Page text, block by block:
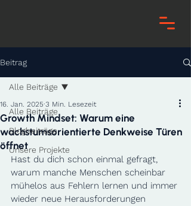
Beitrag
Alle Beiträge
Blogbeiträge
Unsere Projekte
Alle Beiträge
Growth Mindset: Warum eine
wachstumsorientierte Denkweise Türen
öffnet
16. Jan. 2025 3 Min. Lesezeit
Hast du dich schon einmal gefragt,
warum manche Menschen scheinbar
mühelos aus Fehlern lernen und immer
wieder neue Herausforderungen